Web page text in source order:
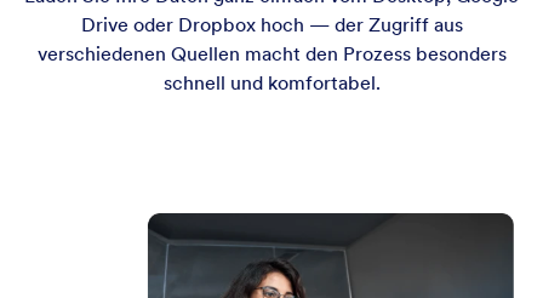
Drive oder Dropbox hoch — der Zugriff aus
verschiedenen Quellen macht den Prozess besonders
schnell und komfortabel.